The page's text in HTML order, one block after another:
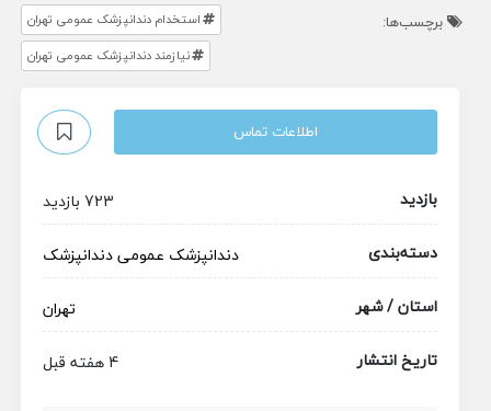
برچسب‌ها:
استخدام دندانپزشک عمومی تهران
نیازمند دندانپزشک عمومی تهران
اطلاعات تماس
بازدید
723 بازدید
دسته‌بندی
دندانپزشک عمومیدندانپزشک
استان / شهر
تهران
تاریخ انتشار
4 هفته قبل